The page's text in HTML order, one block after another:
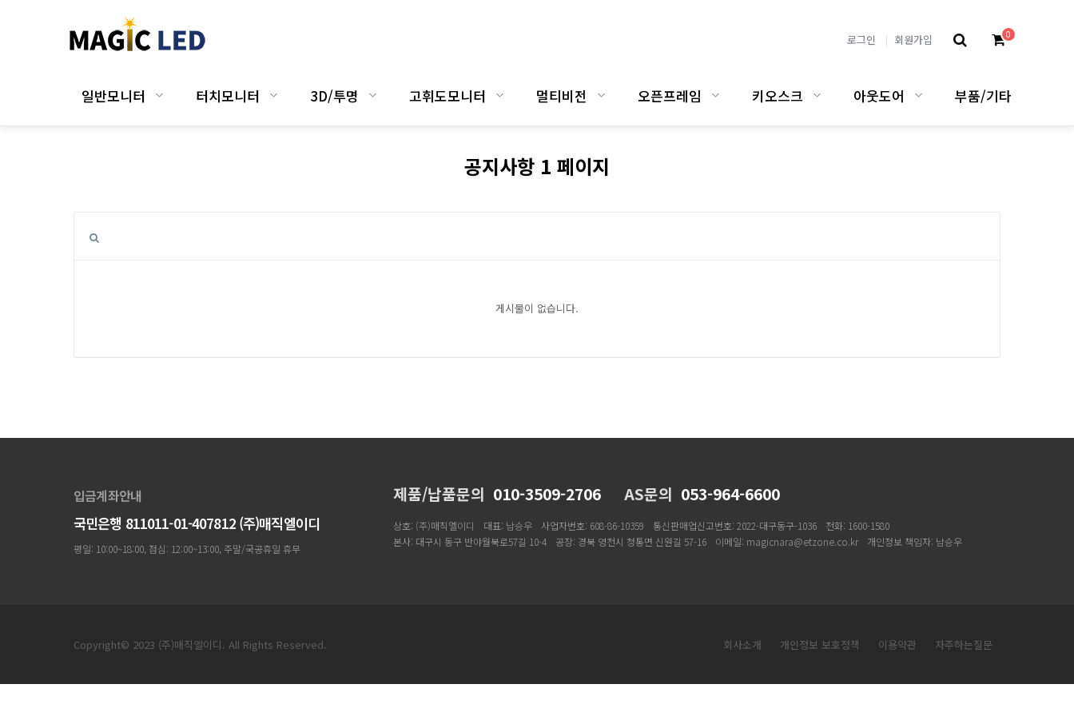
로그인 회원가입
일반모니터 터치모니터 3D/투명 고휘도모니터 멀티비전 오픈프레임 키오스크 아웃도어 부품/기타
0
공지사항 1 페이지
게시물이 없습니다.
입금계좌안내
국민은행 811011-01-407812 (주)매직엘이디
평일: 10:00~18:00, 점심: 12:00~13:00, 주말/국공휴일 휴무
제품/납품문의 010-3509-2706 AS문의 053-964-6600
상호: (주)매직엘이디 대표: 남승우 사업자번호: 608-86-10359 통신판매업신고번호: 2022-대구동구-1036
전화: 1600-1580
본사: 대구시 동구 반야월북로57길 10-4
공장: 경북 영천시 청통면 신원길 57-16 이메일: magicnara@etzone.co.kr 개인정보 책임자: 남승우
회사소개 개인정보 보호정책 이용약관 자주하는질문
Copyright© 2023 (주)매직엘이디. All Rights Reserved.